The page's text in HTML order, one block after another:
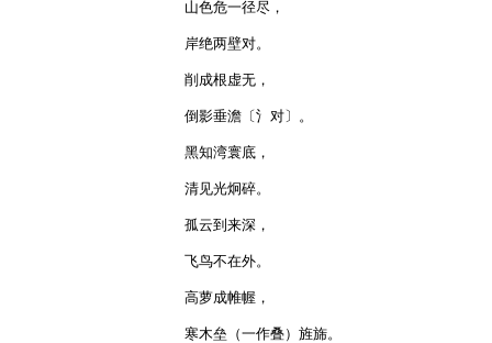
山色危一径尽，
岸绝两壁对。
削成根虚无，
倒影垂澹〔氵对〕。
黑知湾寰底，
清见光炯碎。
孤云到来深，
飞鸟不在外。
高萝成帷幄，
寒木垒（一作叠）旌旆。